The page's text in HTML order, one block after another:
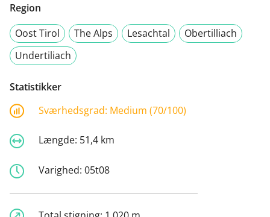
Region
Oost Tirol
The Alps Lesachtal
Obertilliach
Undertiliach
Statistikker
Sværhedsgrad: Medium (70/100)
Længde: 51,4 km
Varighed: 05t08